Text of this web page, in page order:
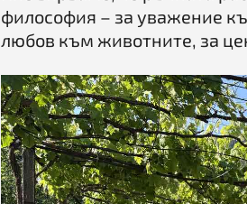
философия – за уважение
любов към животните, за